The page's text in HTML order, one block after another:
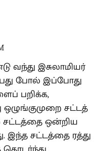
வந்து இசுலாமியர்
போல் இப்போது
பறிக்க,
ஒழுங்குமுறை சட்டத்
சட்டத்தை ஒன்றிய
இந்த சட்டத்தை ரத்து